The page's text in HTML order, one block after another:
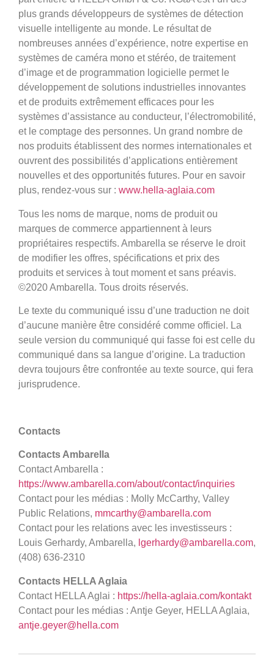
plus grands développeurs de systèmes de détection
visuelle intelligente au monde. Le résultat de
nombreuses années d’expérience, notre expertise en
systèmes de caméra mono et stéréo, de traitement
d’image et de programmation logicielle permet le
développement de solutions industrielles innovantes
et de produits extrêmement efficaces pour les
systèmes d’assistance au conducteur, l’électromobilité,
et le comptage des personnes. Un grand nombre de
nos produits établissent des normes internationales et
ouvrent des possibilités d’applications entièrement
nouvelles et des opportunités futures. Pour en savoir
plus, rendez-vous sur : www.hella-aglaia.com
Tous les noms de marque, noms de produit ou
marques de commerce appartiennent à leurs
propriétaires respectifs. Ambarella se réserve le droit
de modifier les offres, spécifications et prix des
produits et services à tout moment et sans préavis.
©2020 Ambarella. Tous droits réservés.
Le texte du communiqué issu d’une traduction ne doit
d’aucune manière être considéré comme officiel. La
seule version du communiqué qui fasse foi est celle du
communiqué dans sa langue d’origine. La traduction
devra toujours être confrontée au texte source, qui fera
jurisprudence.
Contacts
Contacts Ambarella
Contact Ambarella :
https://www.ambarella.com/about/contact/inquiries
Contact pour les médias : Molly McCarthy, Valley
Public Relations, mmcarthy@ambarella.com
Contact pour les relations avec les investisseurs :
Louis Gerhardy, Ambarella, lgerhardy@ambarella.com,
(408) 636-2310
Contacts HELLA Aglaia
Contact HELLA Aglai : https://hella-aglaia.com/kontakt
Contact pour les médias : Antje Geyer, HELLA Aglaia,
antje.geyer@hella.com